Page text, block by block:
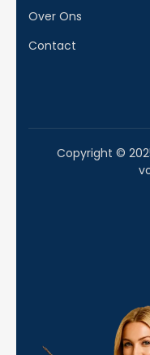
Over Ons
Contact
Copyright ©